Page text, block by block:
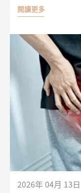
大小眼、疤痕或
逐漸消腫而改善。
閱讀更多
2026年 04月 13日